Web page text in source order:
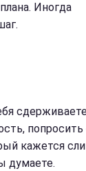
Иногда
попросить
кажется
думаете.